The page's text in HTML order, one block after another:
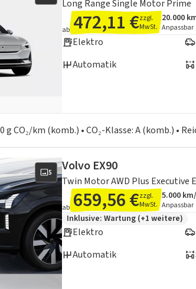
Long Range Single Motor Prime
ab 472,11 €zzgl.
MwSt.
20.000
Anpassbar
Elektro
Automatik
g CO₂/km (komb.) • CO₂-Klasse: A (komb.) •
5 Volvo EX90
Twin Motor AWD Plus Executive
ab 659,56 €zzgl.
MwSt.
5.000
Anpassbar
Zusätzliche
Inklusive: Wartung (+1 weitere)
Elektro
Automatik